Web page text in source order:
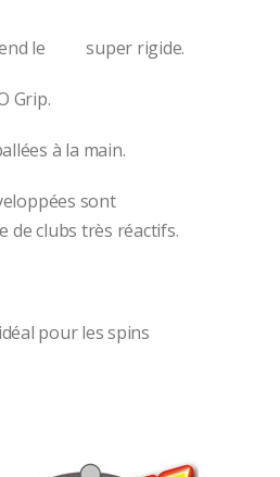
le super rigide.
Grip.
à la main.
sont
de clubs très réactifs.
pour les spins